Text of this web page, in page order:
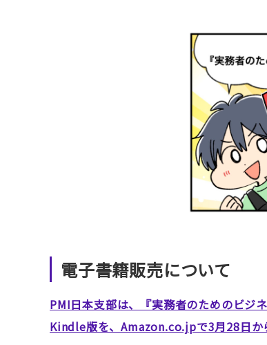
電子書籍販売について
PMI日本支部は、『実務者のためのビジ
Kindle版を、Amazon.co.jpで3月28日か